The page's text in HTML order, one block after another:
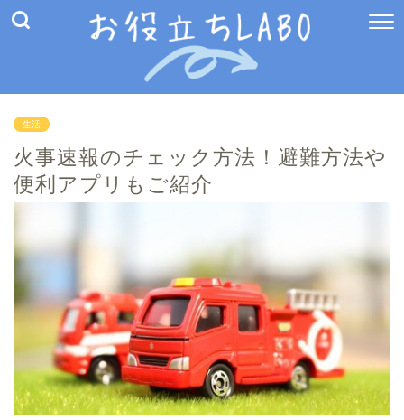
生活
火事速報のチェック方法！避難方法や
便利アプリもご紹介